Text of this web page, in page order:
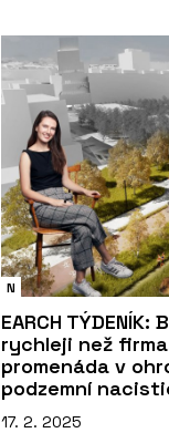
N
EARCH
rychleji než
promenáda v
podzemní
17. 2. 2025